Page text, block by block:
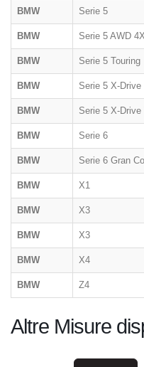
BMW Serie 5
BMW Serie 5 AWD
BMW Serie 5 Touring
BMW Serie 5 X-Drive
BMW Serie 5 X-Drive
BMW Serie 6
BMW Serie 6 Gran
BMW X1
BMW X3
BMW X3
BMW X4
BMW Z4
Altre Misure